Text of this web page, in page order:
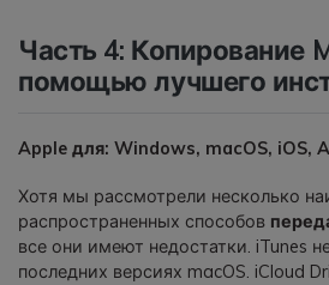
Часть 4: Копирование
помощью лучшего
Apple для: Windows, macOS, iOS,
Хотя мы рассмотрели несколько
распространенных способов
все они имеют недостатки. iTunes
последних версиях macOS. iCloud